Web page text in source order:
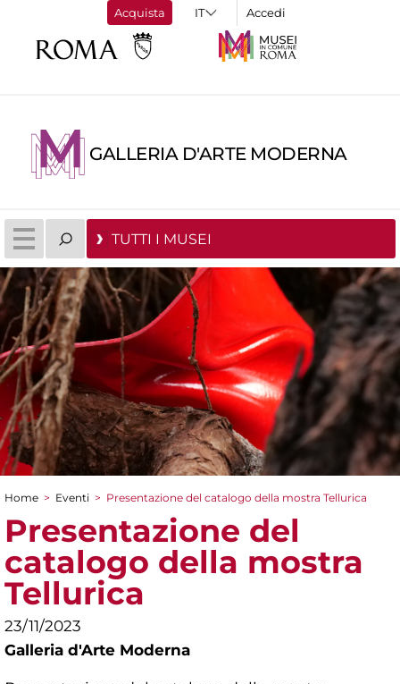
Acquista Accedi
GALLERIA D'ARTE MODERNA
TUTTI I MUSEI
Tu sei qui
Home > Eventi > Presentazione del catalogo della mostra Tellurica
Presentazione del
catalogo della mostra
Tellurica
23/11/2023
Galleria d'Arte Moderna